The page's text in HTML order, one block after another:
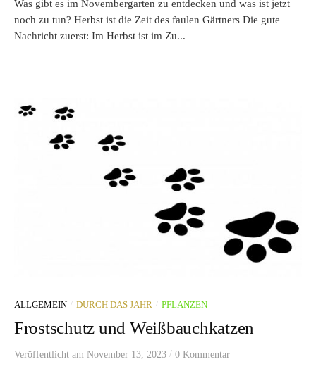
Was gibt es im Novembergarten zu entdecken und was ist jetzt
noch zu tun? Herbst ist die Zeit des faulen Gärtners Die gute
Nachricht zuerst: Im Herbst ist im Zu...
ALLGEMEIN / DURCH DAS JAHR / PFLANZEN
Frostschutz und Weißbauchkatzen
Veröffentlicht am November 13, 2023 / 0 Kommentar